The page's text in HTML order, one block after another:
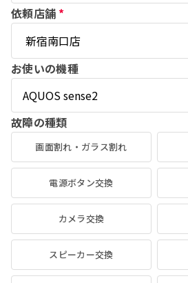
依頼店舗 *
お使いの機種
故障の種類
画面割れ・ガラス割れ
電源ボタン交換
カメラ交換
スピーカー交換